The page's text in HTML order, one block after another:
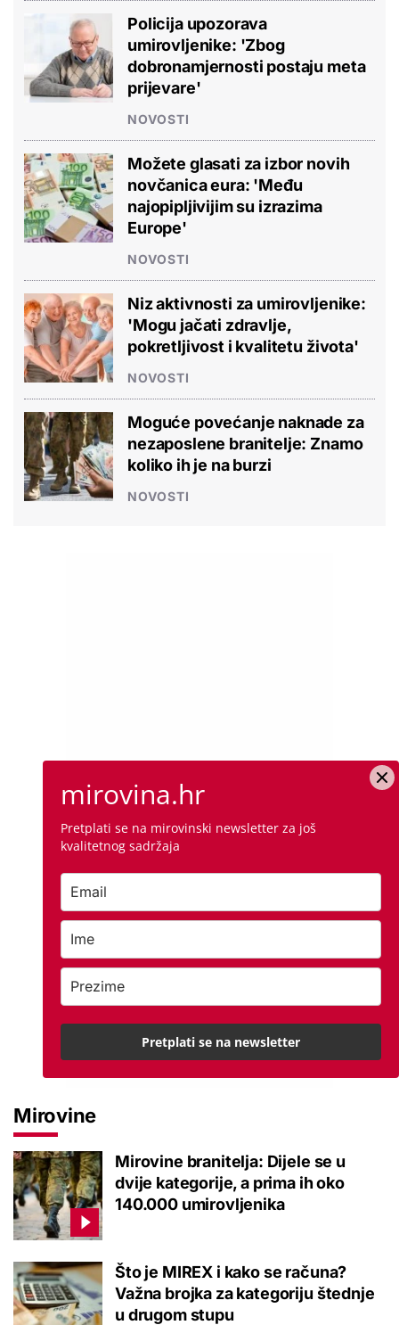
Policija upozorava
umirovljenike: 'Zbog
dobronamjernosti postaju meta
prijevare'
NOVOSTI
Možete glasati za izbor novih
novčanica eura: 'Među
najopipljivijim su izrazima
Europe'
NOVOSTI
Niz aktivnosti za umirovljenike:
'Mogu jačati zdravlje,
pokretljivost i kvalitetu života'
NOVOSTI
Moguće povećanje naknade za
nezaposlene branitelje: Znamo
koliko ih je na burzi
NOVOSTI
Mirovine
Mirovine branitelja: Dijele se u
dvije kategorije, a prima ih oko
140.000 umirovljenika
Što je MIREX i kako se računa?
Važna brojka za kategoriju štednje
u drugom stupu
mirovina.hr
Pretplati se na mirovinski newsletter za još
kvalitetnog sadržaja
Pretplati se na newsletter